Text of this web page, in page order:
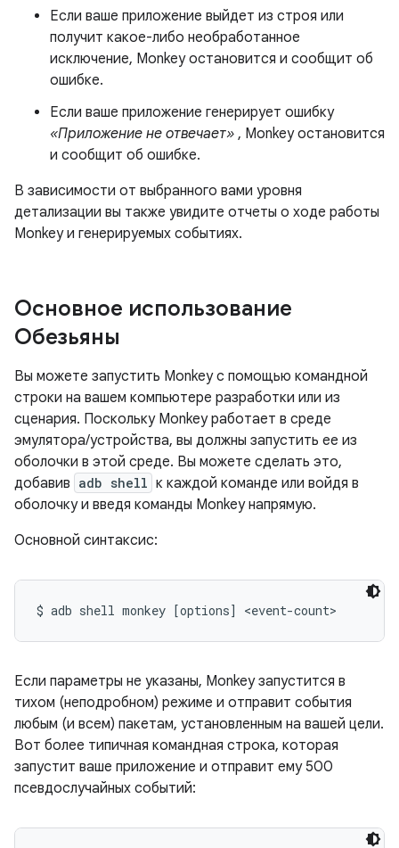
Если ваше приложение выйдет из строя или
получит какое-либо необработанное
исключение, Monkey остановится и сообщит об
ошибке.
Если ваше приложение генерирует ошибку
«Приложение не отвечает» , Monkey остановится
и сообщит об ошибке.
В зависимости от выбранного вами уровня
детализации вы также увидите отчеты о ходе работы
Monkey и генерируемых событиях.
Основное использование
Обезьяны
Вы можете запустить Monkey с помощью командной
строки на вашем компьютере разработки или из
сценария. Поскольку Monkey работает в среде
эмулятора/устройства, вы должны запустить ее из
оболочки в этой среде. Вы можете сделать это,
добавив adb shell к каждой команде или войдя в
оболочку и введя команды Monkey напрямую.
Основной синтаксис:
$ adb shell monkey [options] <event-count>
Если параметры не указаны, Monkey запустится в
тихом (неподробном) режиме и отправит события
любым (и всем) пакетам, установленным на вашей цели.
Вот более типичная командная строка, которая
запустит ваше приложение и отправит ему 500
псевдослучайных событий: